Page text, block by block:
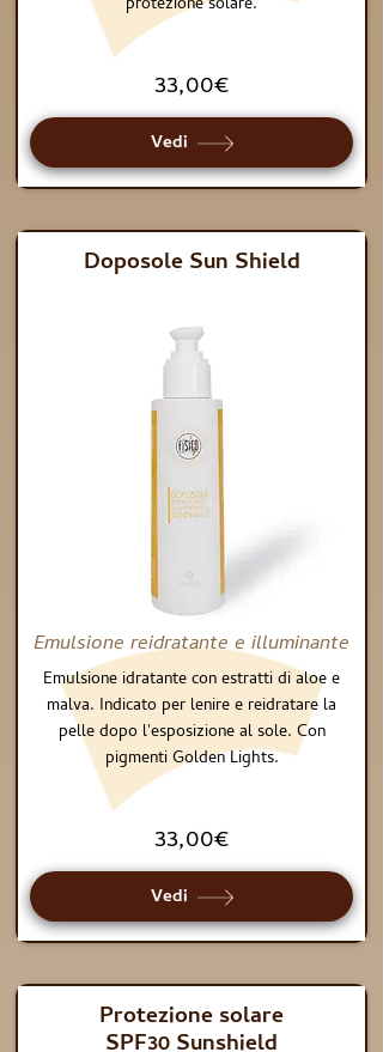
33,00€
Vedi
Doposole Sun Shield
Emulsione reidratante e illuminante
Emulsione idratante con estratti di aloe e
malva. Indicato per lenire e reidratare la
pelle dopo l'esposizione al sole. Con
pigmenti Golden Lights.
33,00€
Vedi
Protezione solare